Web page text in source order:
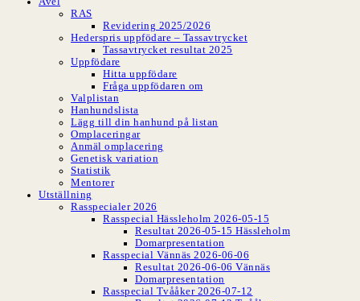
RAS
Revidering 2025/2026
Hederspris uppfödare – Tassavtrycket
Tassavtrycket resultat 2025
Uppfödare
Hitta uppfödare
Fråga uppfödaren om
Valplistan
Hanhundslista
Lägg till din hanhund på listan
Omplaceringar
Anmäl omplacering
Genetisk variation
Statistik
Mentorer
Utställning
Rasspecialer 2026
Rasspecial Hässleholm 2026-05-15
Resultat 2026-05-15 Hässleholm
Domarpresentation
Rasspecial Vännäs 2026-06-06
Resultat 2026-06-06 Vännäs
Domarpresentation
Rasspecial Tvååker 2026-07-12